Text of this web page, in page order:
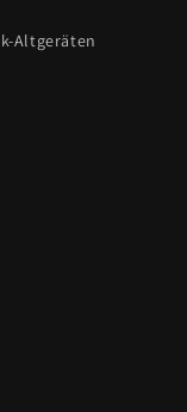
Altgeräten